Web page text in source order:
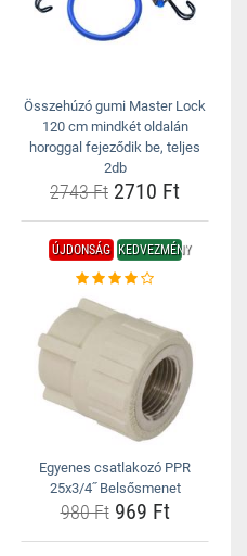
Összehúzó gumi Master Lock
120 cm mindkét oldalán
horoggal fejeződik be, teljes
2db
2743 Ft 2710 Ft
ÚJDONSÁG KEDVEZMÉNY
Egyenes csatlakozó PPR
25x3/4˝ Belsősmenet
980 Ft969 Ft